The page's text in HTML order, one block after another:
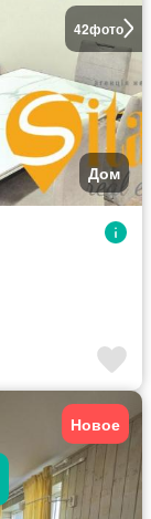
42фото
Дом
Новое